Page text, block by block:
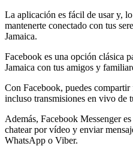
La aplicación es fácil de usar y,
mantenerte conectado con tus
Jamaica.
Facebook es una opción clásica
Jamaica con tus amigos y
Con Facebook, puedes
incluso transmisiones en vivo de
Además, Facebook Messenger
chatear por vídeo y enviar
WhatsApp o Viber.